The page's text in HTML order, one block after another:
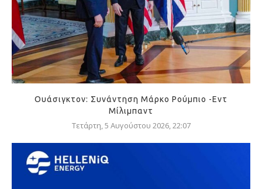
Ουάσιγκτον: Συνάντηση Μάρκο Ρούμπιο -Εντ
Μίλιμπαντ
Τετάρτη, 5 Αυγούστου 2026, 22:07